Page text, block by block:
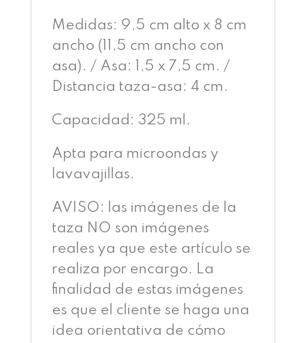
Medidas: 9,5 cm alto x 8 cm
ancho (11,5 cm ancho con
asa). / Asa: 1,5 x 7,5 cm. /
Distancia taza-asa: 4 cm.
Capacidad: 325 ml.
Apta para microondas y
lavavajillas.
AVISO: las imágenes de la
taza NO son imágenes
reales ya que este artículo se
realiza por encargo. La
finalidad de estas imágenes
es que el cliente se haga una
idea orientativa de cómo